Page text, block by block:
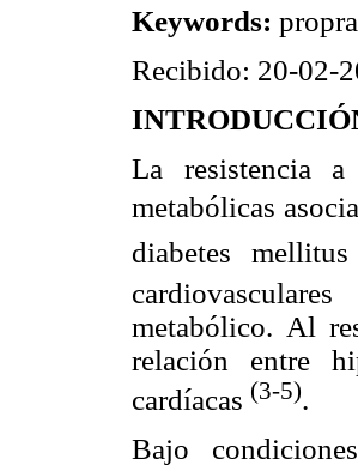
Keywords:
Recibido: 20-02-
La resistencia
metabólicas
diabetes
cardiovasculares
metabólico. Al
relación entre
cardíacas (3-5).
Bajo